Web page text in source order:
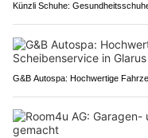
Künzli Schuhe:
G&B Autospa: Hochwertige